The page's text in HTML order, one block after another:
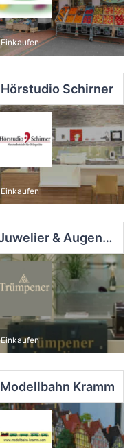
Einkaufen
Hörstudio Schirner
Einkaufen
Juwelier & Augenoptik Trümpener e.K.
Einkaufen
Modellbahn Kramm